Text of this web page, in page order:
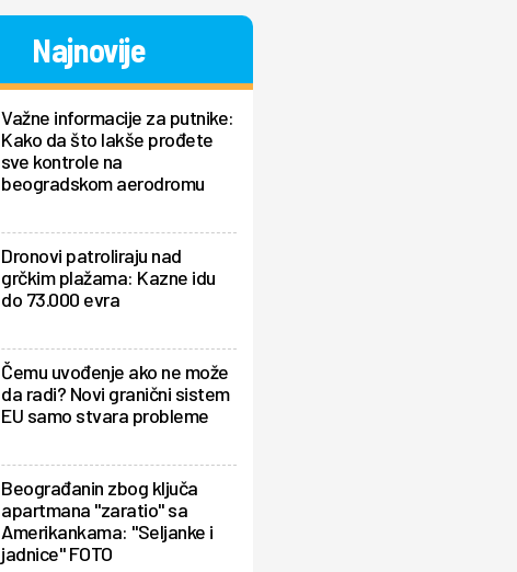
Najnovije
Važne informacije za putnike:
Kako da što lakše prođete
sve kontrole na
beogradskom aerodromu
Dronovi patroliraju nad
grčkim plažama: Kazne idu
do 73.000 evra
Čemu uvođenje ako ne može
da radi? Novi granični sistem
EU samo stvara probleme
Beograđanin zbog ključa
apartmana "zaratio" sa
Amerikankama: "Seljanke i
jadnice" FOTO